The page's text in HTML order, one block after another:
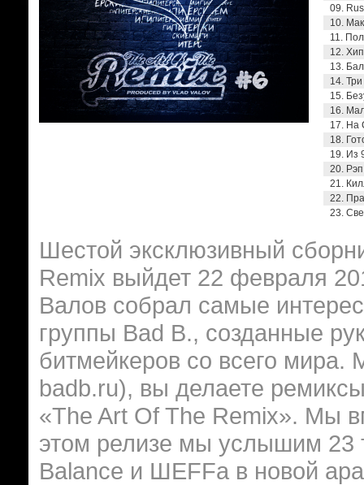
09.
10.
11.
12.
13.
14.
15.
16.
17. На
18.
19. Из
20.
21.
22.
23.
Шестой эксклюзивный
Remix выйдет 22 февраля
Валов собрал самые
группы Bad B., созданные
битмейкеров со всего
badb.ru), вы делаете
«The Art Of The Remix». Мы
этом релизе мы услышим 23
Balance и ШЕFFа в новой